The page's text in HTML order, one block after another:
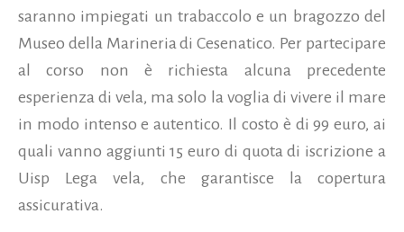
saranno impiegati un trabaccolo e un bragozzo del
Museo della Marineria di Cesenatico. Per partecipare
al corso non è richiesta alcuna precedente
esperienza di vela, ma solo la voglia di vivere il mare
in modo intenso e autentico. Il costo è di 99 euro, ai
quali vanno aggiunti 15 euro di quota di iscrizione a
Uisp Lega vela, che garantisce la copertura
assicurativa.